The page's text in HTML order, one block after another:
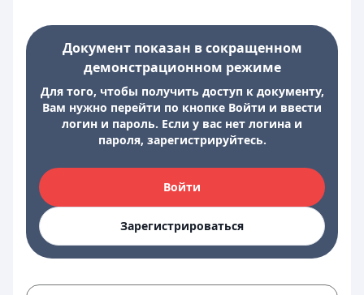
Документ показан в сокращенном
демонстрационном режиме
Для того, чтобы получить доступ к документу,
Вам нужно перейти по кнопке Войти и ввести
логин и пароль. Если у вас нет логина и
пароля, зарегистрируйтесь.
Войти
Зарегистрироваться